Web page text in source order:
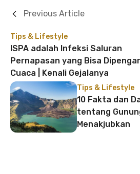
Tips & Lifestyle
ISPA adalah Infeksi Saluran
Pernapasan yang Bisa
Cuaca | Kenali Gejalanya
Previous Article
Tips & Lifestyle
10 Fakta dan
tentang
Menakjubkan